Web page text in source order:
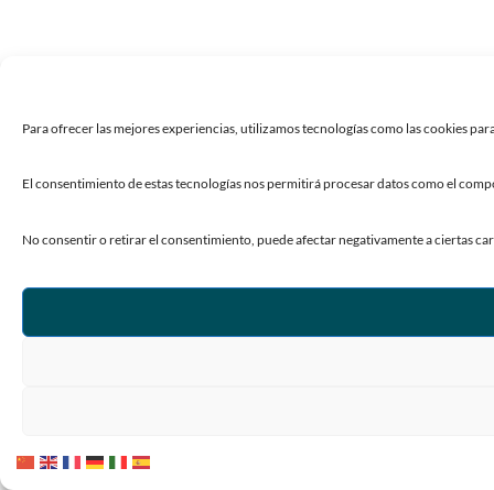
Para ofrecer las mejores experiencias, utilizamos tecnologías como las cookies
El consentimiento de estas tecnologías nos permitirá procesar datos como el
No consentir o retirar el consentimiento, puede afectar negativamente a ciertas